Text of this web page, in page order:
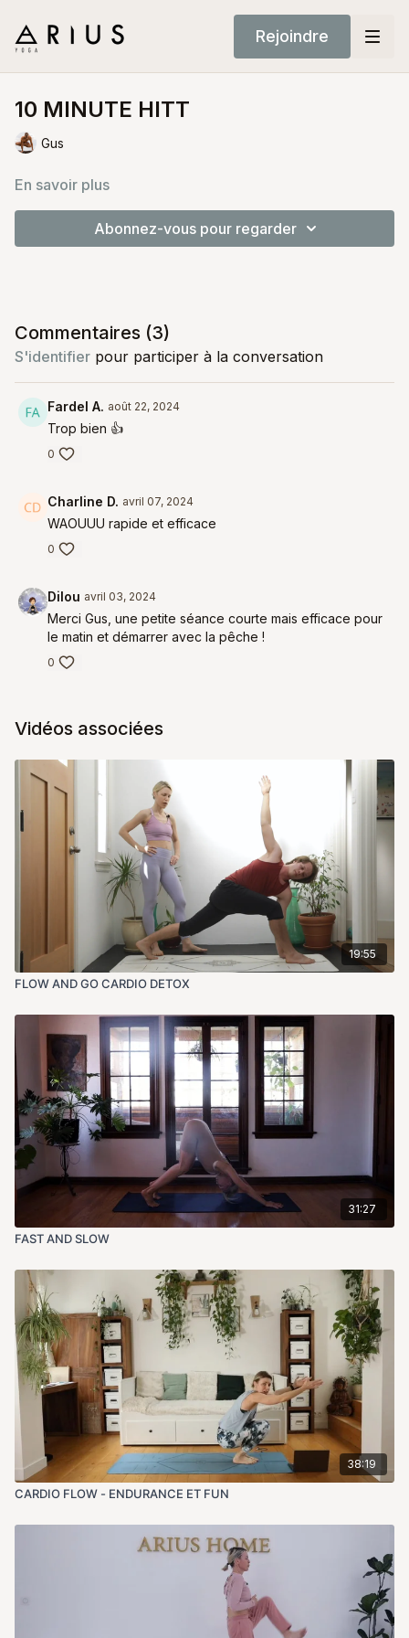
Rejoindre
10 MINUTE HITT
Gus
En savoir plus
Abonnez-vous pour regarder
Commentaires (3)
S'identifier pour participer à la conversation
Fardel A. août 22, 2024
Trop bien 👍
0
Charline D. avril 07, 2024
WAOUUU rapide et efficace
0
Dilou avril 03, 2024
Merci Gus, une petite séance courte mais efficace pour
le matin et démarrer avec la pêche !
0
Vidéos associées
19:55
FLOW AND GO CARDIO DETOX
31:27
FAST AND SLOW
38:19
CARDIO FLOW - ENDURANCE ET FUN